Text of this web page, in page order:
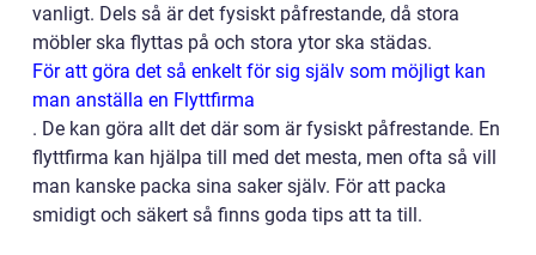
vanligt. Dels så är det fysiskt påfrestande, då stora
möbler ska flyttas på och stora ytor ska städas.
För att göra det så enkelt för sig själv som möjligt kan
man anställa en Flyttfirma
. De kan göra allt det där som är fysiskt påfrestande. En
flyttfirma kan hjälpa till med det mesta, men ofta så vill
man kanske packa sina saker själv. För att packa
smidigt och säkert så finns goda tips att ta till.